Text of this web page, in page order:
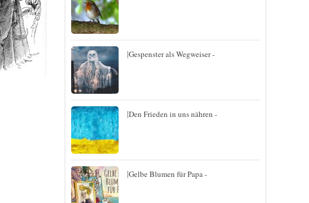
|Gespenster als Wegweiser -
|Den Frieden in uns nähren -
|Gelbe Blumen für Papa -